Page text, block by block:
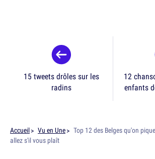
15 tweets drôles sur les
radins
12
enfants
Accueil Vu en Une
Top 12 des Belges qu'on
allez s'il vous plaît